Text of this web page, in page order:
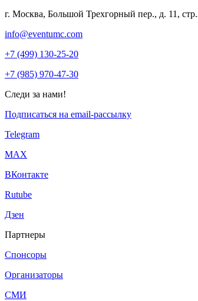
г. Москва, Большой Трехгорный пер., д. 11,
info@eventumc.com
+7 (499) 130-25-20
+7 (985) 970-47-30
Следи за нами!
Подписаться на email-рассылку
Telegram
МАХ
ВКонтакте
Rutube
Дзен
Партнеры
Спонсоры
Организаторы
СМИ